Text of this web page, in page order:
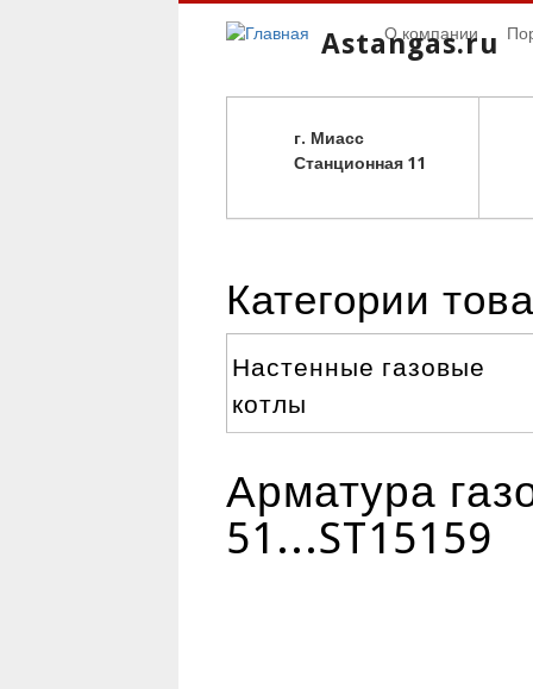
Astangas.ru
г. Миасс
Станционная 11
О компании
Категории
Настенные газовые
котлы
Арматура
51...ST15159